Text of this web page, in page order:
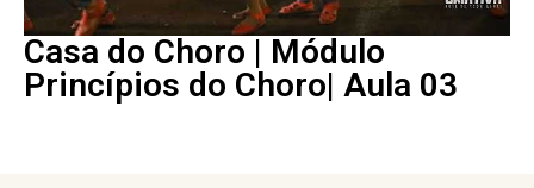
Casa do Choro | Módulo
Princípios do Choro| Aula 03